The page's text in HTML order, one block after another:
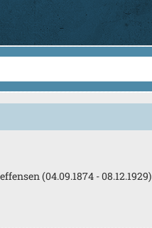
(04.09.1874 - 08.12.1929)